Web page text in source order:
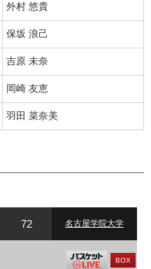
外村 悠貴
保坂 浪己
吉原 未奈
岡崎 友恵
羽田 菜奈美
72 名古屋学院大学
BOX